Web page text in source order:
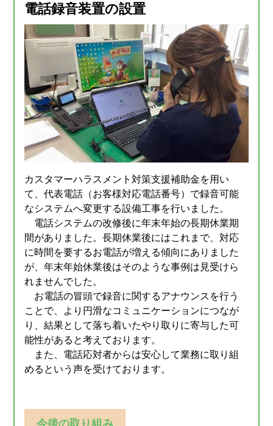
電話録音装置の設置
カスタマーハラスメント対策支援補助金を用い
て、代表電話（お客様対応電話番号）で録音可能
なシステムへ変更する設備工事を行いました。
電話システムの改修後に年末年始の長期休業期
間がありました。長期休業後にはこれまで、対応
に時間を要するお電話が増える傾向にありました
が、年末年始休業後はそのような事例は見受けら
れませんでした。
お電話の冒頭で録音に関するアナウンスを行う
ことで、より円滑なコミュニケーションにつなが
り、結果として落ち着いたやり取りに寄与した可
能性があると考えております。
また、電話応対者からは安心して業務に取り組
めるという声を受けております。